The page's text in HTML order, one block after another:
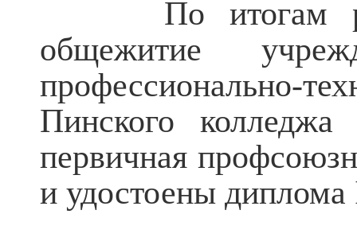
По итогам
общежитие
профессионально-
Пинского
первичная
и удостоены